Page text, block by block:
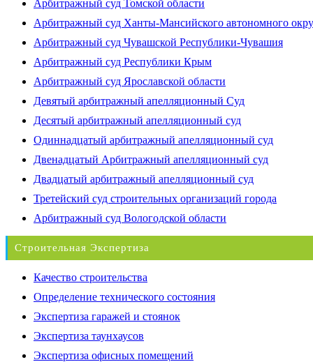
Арбитражный суд Томской области
Арбитражный суд Ханты-Мансийского автономного
Арбитражный суд Чувашской Республики-Чувашия
Арбитражный суд Республики Крым
Арбитражный суд Ярославской области
Девятый арбитражный апелляционный Суд
Десятый арбитражный апелляционный суд
Одиннадцатый арбитражный апелляционный суд
Двенадцатый Арбитражный апелляционный суд
Двадцатый арбитражный апелляционный суд
Третейский суд строительных организаций города
Арбитражный суд Вологодской области
Строительная Экспертиза
Качество строительства
Определение технического состояния
Экспертиза гаражей и стоянок
Экспертиза таунхаусов
Экспертиза офисных помещений